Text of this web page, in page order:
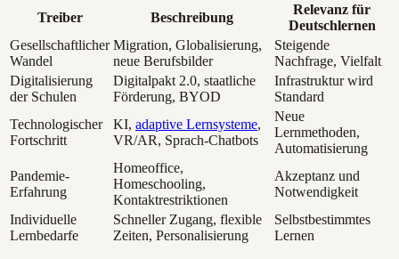
Treiber Beschreibung
Relevanz für
Deutschlernen
Gesellschaftlicher
Wandel
Migration, Globalisierung,
neue Berufsbilder
Steigende
Nachfrage, Vielfalt
Digitalisierung
der Schulen
Digitalpakt 2.0, staatliche
Förderung, BYOD
Infrastruktur wird
Standard
Technologischer
Fortschritt
KI, adaptive Lernsysteme,
VR/AR, Sprach-Chatbots
Neue
Lernmethoden,
Automatisierung
Pandemie-
Erfahrung
Homeoffice,
Homeschooling,
Kontaktrestriktionen
Akzeptanz und
Notwendigkeit
Individuelle
Lernbedarfe
Schneller Zugang, flexible
Zeiten, Personalisierung
Selbstbestimmtes
Lernen